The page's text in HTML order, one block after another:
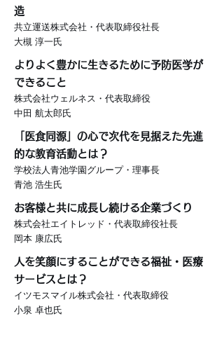
造
共立運送株式会社・代表取締役社長
大槻 淳一氏
よりよく豊かに生きるために予防医学が
できること
株式会社ウェルネス・代表取締役
中田 航太郎氏
「医食同源」の心で次代を見据えた先進
的な教育活動とは？
学校法人青池学園グループ・ 理事長
青池 浩生氏
お客様と共に成長し続ける企業づくり
株式会社エイトレッド・代表取締役社長
岡本 康広氏
人を笑顔にすることができる福祉・医療
サービスとは？
イツモスマイル株式会社・代表取締役
小泉 卓也氏